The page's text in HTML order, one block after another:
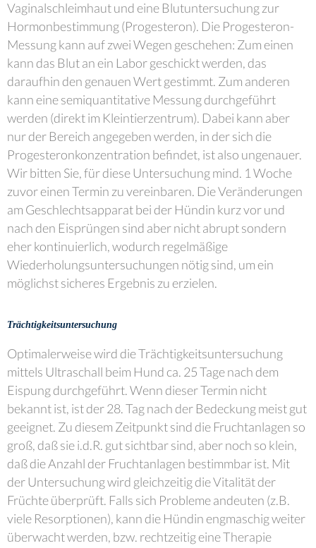
Vaginalschleimhaut und eine Blutuntersuchung zur
Hormonbestimmung (Progesteron). Die Progesteron-
Messung kann auf zwei Wegen geschehen: Zum einen
kann das Blut an ein Labor geschickt werden, das
daraufhin den genauen Wert gestimmt. Zum anderen
kann eine semiquantitative Messung durchgeführt
werden (direkt im Kleintierzentrum). Dabei kann aber
nur der Bereich angegeben werden, in der sich die
Progesteronkonzentration befindet, ist also ungenauer.
Wir bitten Sie, für diese Untersuchung mind. 1 Woche
zuvor einen Termin zu vereinbaren. Die Veränderungen
am Geschlechtsapparat bei der Hündin kurz vor und
nach den Eisprüngen sind aber nicht abrupt sondern
eher kontinuierlich, wodurch regelmäßige
Wiederholungsuntersuchungen nötig sind, um ein
möglichst sicheres Ergebnis zu erzielen.
Trächtigkeitsuntersuchung
Optimalerweise wird die Trächtigkeitsuntersuchung
mittels Ultraschall beim Hund ca. 25 Tage nach dem
Eispung durchgeführt. Wenn dieser Termin nicht
bekannt ist, ist der 28. Tag nach der Bedeckung meist gut
geeignet. Zu diesem Zeitpunkt sind die Fruchtanlagen so
groß, daß sie i.d.R. gut sichtbar sind, aber noch so klein,
daß die Anzahl der Fruchtanlagen bestimmbar ist. Mit
der Untersuchung wird gleichzeitig die Vitalität der
Früchte überprüft. Falls sich Probleme andeuten (z.B.
viele Resorptionen), kann die Hündin engmaschig weiter
überwacht werden, bzw. rechtzeitig eine Therapie